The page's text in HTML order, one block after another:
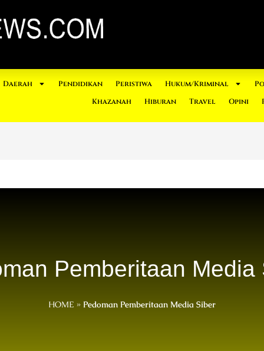
Daerah Pendidikan Peristiwa Hukum/Kriminal
Khazanah
Hiburan Travel Opini
Pemberitaan Media
HOME » Pedoman Pemberitaan Media Siber